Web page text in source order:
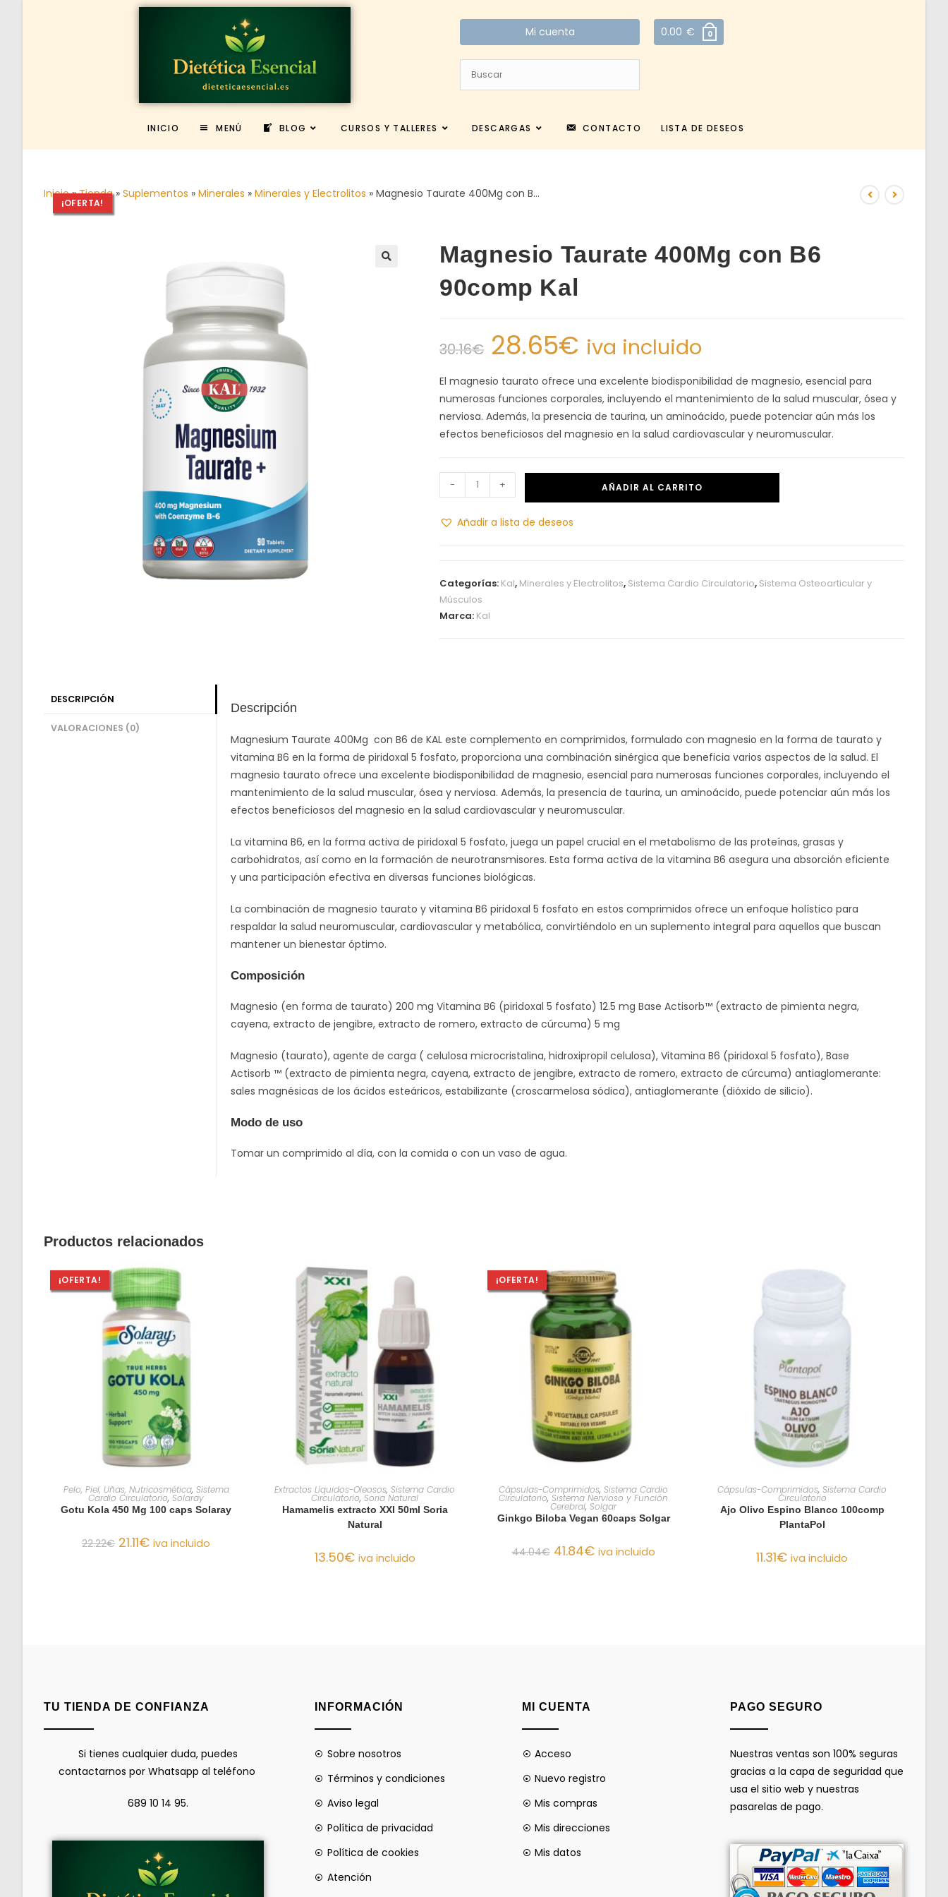
Mi cuenta 0.00 € 0
INICIO MENÚ BLOG CURSOS Y TALLERES DESCARGAS CONTACTO LISTA DE DESEOS
Inicio»Tienda» Suplementos » Minerales » Minerales y Electrolitos » Magnesio Taurate 400Mg con B…
¡OFERTA!
Magnesio Taurate 400Mg con B6
90comp Kal
30.16€ 28.65€ iva incluido
El magnesio taurato ofrece una excelente biodisponibilidad de magnesio, esencial para
numerosas funciones corporales, incluyendo el mantenimiento de la salud muscular, ósea y
nerviosa. Además, la presencia de taurina, un aminoácido, puede potenciar aún más los
efectos beneficiosos del magnesio en la salud cardiovascular y neuromuscular.
- + AÑADIR AL CARRITO
Añadir a lista de deseos
Categorías: Kal, Minerales y Electrolitos, Sistema Cardio Circulatorio, Sistema Osteoarticular y
Músculos
Marca: Kal
DESCRIPCIÓN
VALORACIONES (0)
Descripción
Magnesium Taurate 400Mg con B6 de KAL este complemento en comprimidos, formulado con magnesio en la forma de taurato y
vitamina B6 en la forma de piridoxal 5 fosfato, proporciona una combinación sinérgica que beneficia varios aspectos de la salud. El
magnesio taurato ofrece una excelente biodisponibilidad de magnesio, esencial para numerosas funciones corporales, incluyendo el
mantenimiento de la salud muscular, ósea y nerviosa. Además, la presencia de taurina, un aminoácido, puede potenciar aún más los
efectos beneficiosos del magnesio en la salud cardiovascular y neuromuscular.
La vitamina B6, en la forma activa de piridoxal 5 fosfato, juega un papel crucial en el metabolismo de las proteínas, grasas y
carbohidratos, así como en la formación de neurotransmisores. Esta forma activa de la vitamina B6 asegura una absorción eficiente
y una participación efectiva en diversas funciones biológicas.
La combinación de magnesio taurato y vitamina B6 piridoxal 5 fosfato en estos comprimidos ofrece un enfoque holístico para
respaldar la salud neuromuscular, cardiovascular y metabólica, convirtiéndolo en un suplemento integral para aquellos que buscan
mantener un bienestar óptimo.
Composición
Magnesio (en forma de taurato) 200 mg Vitamina B6 (piridoxal 5 fosfato) 12.5 mg Base Actisorb­™ (extracto de pimienta negra,
cayena, extracto de jengibre, extracto de romero, extracto de cúrcuma) 5 mg
Magnesio (taurato), agente de carga ( celulosa microcristalina, hidroxipropil celulosa), Vitamina B6 (piridoxal 5 fosfato), Base
Actisorb ™ (extracto de pimienta negra, cayena, extracto de jengibre, extracto de romero, extracto de cúrcuma) antiaglomerante:
sales magnésicas de los ácidos esteáricos, estabilizante (croscarmelosa sódica), antiaglomerante (dióxido de silicio).
Modo de uso
Tomar un comprimido al día, con la comida o con un vaso de agua.
Productos relacionados
¡OFERTA!
AÑADIR AL CARRITO
Pelo, Piel, Uñas, Nutricosmética, Sistema
Cardio Circulatorio, Solaray
Gotu Kola 450 Mg 100 caps Solaray
22.22€ 21.11€ iva incluido
AÑADIR AL CARRITO
Extractos Líquidos-Oleosos, Sistema Cardio
Circulatorio, Soria Natural
Hamamelis extracto XXI 50ml Soria
Natural
13.50€ iva incluido
¡OFERTA!
AÑADIR AL CARRITO
Cápsulas-Comprimidos, Sistema Cardio
Circulatorio, Sistema Nervioso y Función
Cerebral, Solgar
Ginkgo Biloba Vegan 60caps Solgar
44.04€ 41.84€ iva incluido
AÑADIR AL CARRITO
Cápsulas-Comprimidos, Sistema Cardio
Circulatorio
Ajo Olivo Espino Blanco 100comp
PlantaPol
11.31€ iva incluido
TU TIENDA DE CONFIANZA
Si tienes cualquier duda, puedes
contactarnos por Whatsapp al teléfono
689 10 14 95.
INFORMACIÓN
Sobre nosotros
Términos y condiciones
Aviso legal
Política de privacidad
Política de cookies
Atención
MI CUENTA
Acceso
Nuevo registro
Mis compras
Mis direcciones
Mis datos
PAGO SEGURO
Nuestras ventas son 100% seguras
gracias a la capa de seguridad que
usa el sitio web y nuestras
pasarelas de pago.